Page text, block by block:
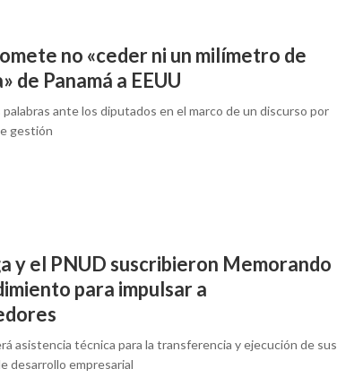
no «ceder ni un milímetro de
de Panamá a EEUU
ante los diputados en el marco de un discurso por
gestión
y el PNUD suscribieron Memorando
para impulsar a
asistencia técnica para la transferencia y ejecución de sus
desarrollo empresarial